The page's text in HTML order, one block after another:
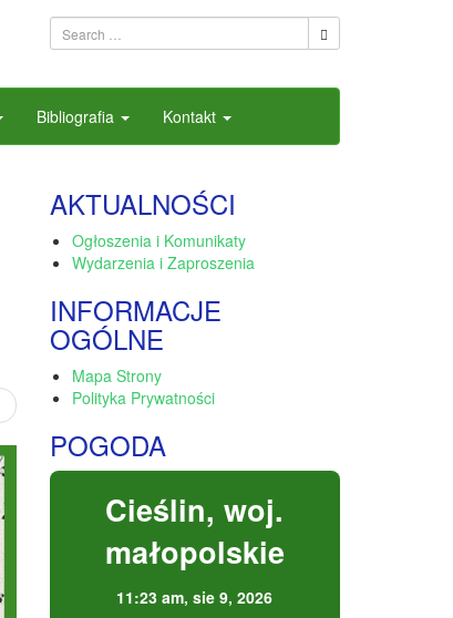
Bibliografia Kontakt
AKTUALNOŚCI
Ogłoszenia i Komunikaty
Wydarzenia i Zaproszenia
INFORMACJE
OGÓLNE
Mapa Strony
Polityka Prywatności
POGODA
Cieślin, woj.
małopolskie
11:23 am,sie 9, 2026